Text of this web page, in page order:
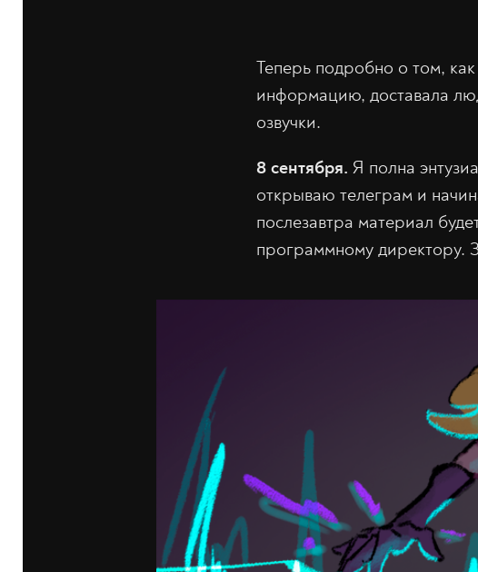
Теперь подробно о том,
информацию, доставала
озвучки.
8 сентября. Я полна
открываю телеграм и
послезавтра материал
программному директору.